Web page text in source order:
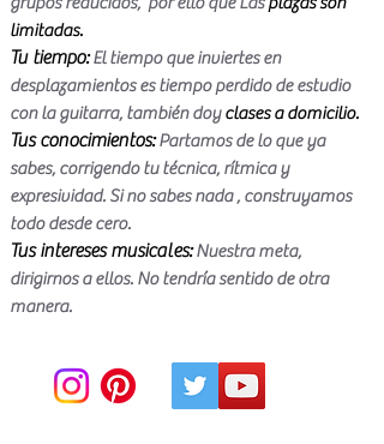
limitadas.
Tu tiempo:El tiempo que inviertes en
desplazamientos es tiempo perdido de estudio
con la guitarra, también doyclases a domicilio.
Tus conocimientos:Partamos de lo que ya
sabes, corrigendo tu técnica, rítmica y
expresividad. Si no sabes nada , construyamos
todo desde cero.
Tus intereses musicales:Nuestra meta,
dirigirnos a ellos. No tendría sentido de otra
manera.